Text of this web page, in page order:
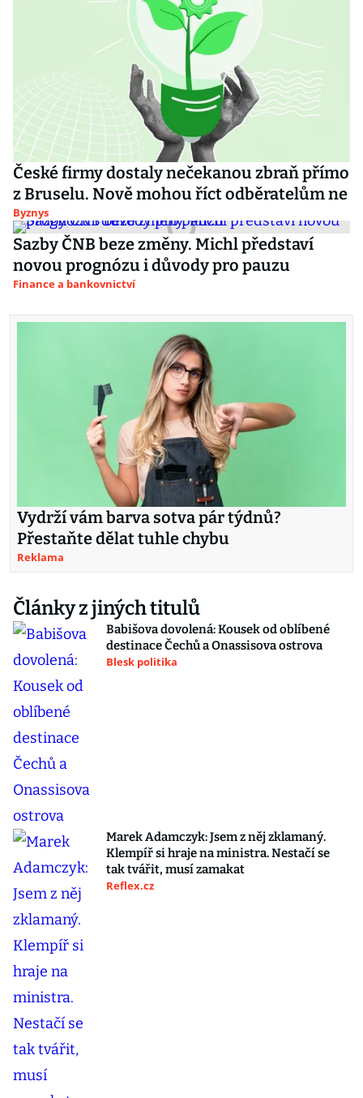
České firmy dostaly nečekanou zbraň přímo
z Bruselu. Nově mohou říct odběratelům ne
Byznys
Sazby ČNB beze změny. Michl představí
novou prognózu i důvody pro pauzu
Finance a bankovnictví
Vydrží vám barva sotva pár týdnů?
Přestaňte dělat tuhle chybu
Reklama
Články z jiných titulů
Babišova dovolená: Kousek od oblíbené
destinace Čechů a Onassisova ostrova
Blesk politika
Marek Adamczyk: Jsem z něj zklamaný.
Klempíř si hraje na ministra. Nestačí se
tak tvářit, musí zamakat
Reflex.cz